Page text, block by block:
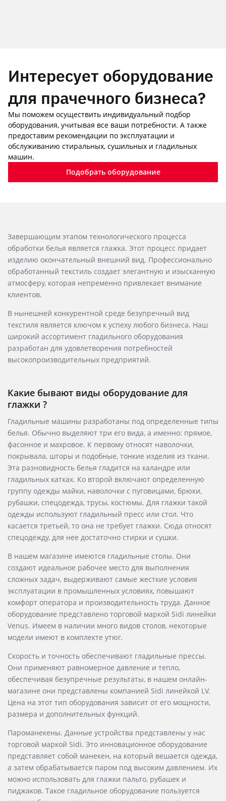
Интересует оборудование
для прачечного бизнеса?
Мы поможем осуществить индивидуальный подбор
оборудования, учитывая все ваши потребности. А также
предоставим рекомендации по эксплуатации и
обслуживанию стиральных, сушильных и гладильных
машин.
Подобрать оборудование
Завершающим этапом технологического процесса
обработки белья является глажка. Этот процесс придает
изделию окончательный внешний вид. Профессионально
обработанный текстиль создает элегантную и изысканную
атмосферу, которая непременно привлекает внимание
клиентов.
В нынешней конкурентной среде безупречный вид
текстиля является ключом к успеху любого бизнеса. Наш
широкий ассортимент гладильного оборудования
разработан для удовлетворения потребностей
высокопроизводительных предприятий.
Какие бывают виды оборудование для
глажки ?
Гладильные машины разработаны под определенные типы
белья. Обычно выделяют три его вида, а именно: прямое,
фасонное и махровое. К первому относят наволочки,
покрывала, шторы и подобные, тонкие изделия из ткани.
Эта разновидность белья гладится на каландре или
гладильных катках. Ко второй включают определенную
группу одежды майки, наволочки с пуговицами, брюки,
рубашки, спецодежда, трусы, костюмы. Для глажки такой
одежды используют гладильный пресс или стол. Что
касается третьей, то она не требует глажки. Сюда относят
спецодежду, для нее достаточно стирки и сушки.
В нашем магазине имеются гладильные столы. Они
создают идеальное рабочее место для выполнения
сложных задач, выдерживают самые жесткие условия
эксплуатации в промышленных условиях, повышают
комфорт оператора и производительность труда. Данное
оборудование представлено торговой маркой Sidi линейки
Venus. Имеем в наличии много видов столов, некоторые
модели имеют в комплекте утюг.
Скорость и точность обеспечивают гладильные прессы.
Они применяют равномерное давление и тепло,
обеспечивая безупречные результаты, в нашем онлайн-
магазине они представлены компанией Sidi линейкой LV.
Цена на этот тип оборудования зависит от его мощности,
размера и дополнительных функций.
Пароманекены. Данные устройства представлены у нас
торговой маркой Sidi. Это инновационное оборудование
представляет собой манекен, на который вешается одежда,
а затем обрабатывается паром под высоким давлением. Их
можно использовать для глажки пальто, рубашек и
пиджаков. Такое гладильное оборудование пользуется